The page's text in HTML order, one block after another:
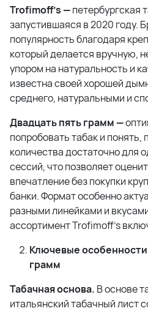
Trofimoff's —петербургская
запустившаяся в 2020 году.
популярность благодаря
который делается вручную,
упором на натуральность и
известна своей хорошей
среднего, натуральными и
Двадцать пять грамм —
попробовать табак и понять,
количества достаточно для
сессий, что позволяет
впечатление без покупки
банки. Формат особенно
разными линейками и
ассортимент Trofimoff's
Ключевые особенности
грамм
Табачная основа. В основе
итальянский табачный лист